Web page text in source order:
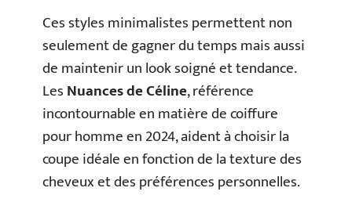
Ces styles minimalistes permettent non
seulement de gagner du temps mais aussi
de maintenir un look soigné et tendance.
LesNuances de Céline, référence
incontournable en matière de coiffure
pour homme en 2024, aident à choisir la
coupe idéale en fonction de la texture des
cheveux et des préférences personnelles.